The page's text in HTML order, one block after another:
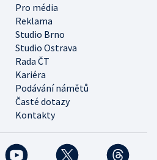
Pro média
Reklama
Studio Brno
Studio Ostrava
Rada ČT
Kariéra
Podávání námětů
Časté dotazy
Kontakty